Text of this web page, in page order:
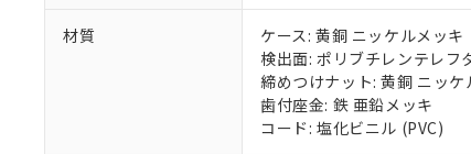
材質
ケース: 黄銅 ニッケルメッキ
検出面: ポリブチレンテレフ
締めつけナット: 黄銅 ニッケ
歯付座金: 鉄 亜鉛メッキ
コード: 塩化ビニル (PVC)